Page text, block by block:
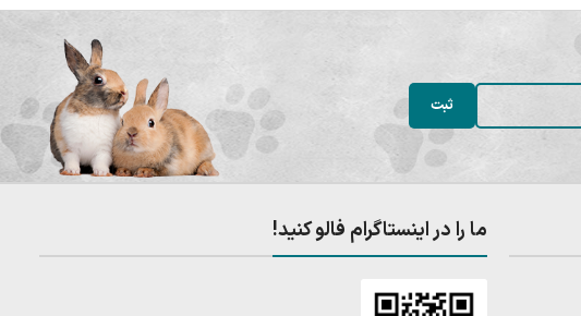
ما را در اینستاگرام فالو کنید!